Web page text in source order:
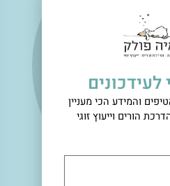
והמידע הכי מעניין
הורים וייעוץ זוגי